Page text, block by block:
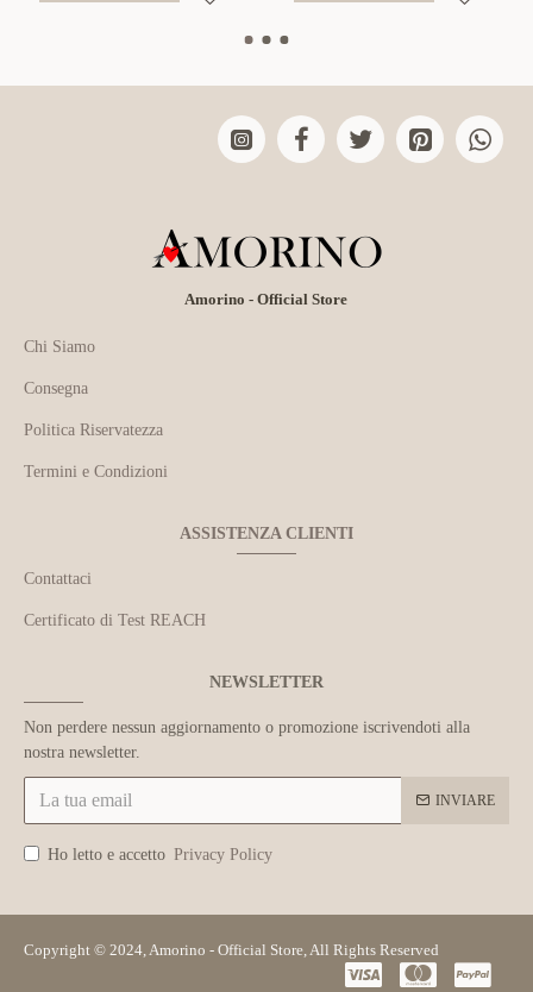
Amorino - Official Store
Chi Siamo
Consegna
Politica Riservatezza
Termini e Condizioni
ASSISTENZA CLIENTI
Contattaci
Certificato di Test REACH
NEWSLETTER
Non perdere nessun aggiornamento o promozione iscrivendoti alla
nostra newsletter.
INVIARE
Ho letto e accetto Privacy Policy
Copyright © 2024, Amorino - Official Store, All Rights Reserved